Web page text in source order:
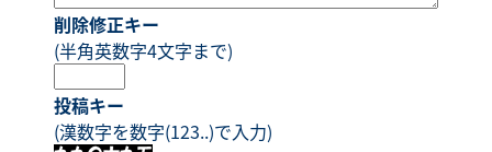
削除修正キー
(半角英数字4文字まで)
投稿キー
(漢数字を数字(123..)で入力)